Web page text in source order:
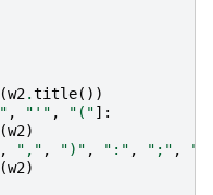
(w2.title())
" , "'" , "("]:
(w2)
, "," , ")" , ":" , ";" ,
(w2)